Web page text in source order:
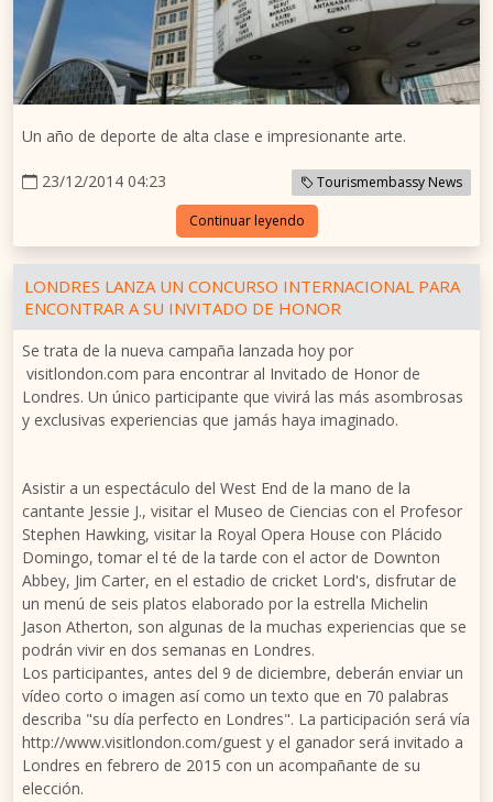
Un año de deporte de alta clase e impresionante arte.
23/12/2014 04:23 Tourismembassy News
Continuar leyendo
LONDRES LANZA UN CONCURSO INTERNACIONAL PARA
ENCONTRAR A SU INVITADO DE HONOR
Se trata de la nueva campaña lanzada hoy por
visitlondon.com para encontrar al Invitado de Honor de
Londres. Un único participante que vivirá las más asombrosas
y exclusivas experiencias que jamás haya imaginado.
Asistir a un espectáculo del West End de la mano de la
cantante Jessie J., visitar el Museo de Ciencias con el Profesor
Stephen Hawking, visitar la Royal Opera House con Plácido
Domingo, tomar el té de la tarde con el actor de Downton
Abbey, Jim Carter, en el estadio de cricket Lord's, disfrutar de
un menú de seis platos elaborado por la estrella Michelin
Jason Atherton, son algunas de la muchas experiencias que se
podrán vivir en dos semanas en Londres.
Los participantes, antes del 9 de diciembre, deberán enviar un
vídeo corto o imagen así como un texto que en 70 palabras
describa "su día perfecto en Londres". La participación será vía
http://www.visitlondon.com/guest y el ganador será invitado a
Londres en febrero de 2015 con un acompañante de su
elección.